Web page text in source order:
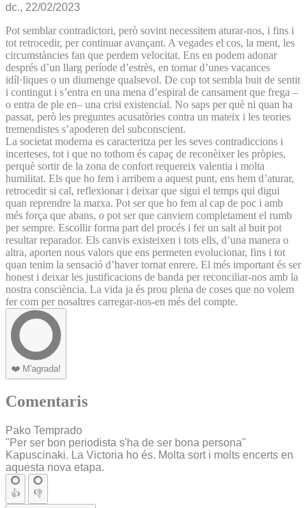
dc., 22/02/2023
Pot semblar contradictori, però sovint necessitem aturar-nos, i fins i
tot retrocedir, per continuar avançant. A vegades el cos, la ment, les
circumstàncies fan que perdem velocitat. Ens en podem adonar
després d’un llarg període d’estrès, en tornar d’unes vacances
idíl·liques o un diumenge qualsevol. De cop tot sembla buit de sentit
i contingut i s’entra en una mena d’espiral de cansament que frega –
o entra de ple en– una crisi existencial. No saps per què ni quan ha
passat, però les preguntes acusatòries contra un mateix i les teories
tremendistes s’apoderen del subconscient.
La societat moderna es caracteritza per les seves contradiccions i
incerteses, tot i que no tothom és capaç de reconèixer les pròpies,
perquè sortir de la zona de confort requereix valentia i molta
humilitat. Els que ho fem i arribem a aquest punt, ens hem d’aturar,
retrocedir si cal, reflexionar i deixar que sigui el temps qui digui
quan reprendre la marxa. Pot ser que ho fem al cap de poc i amb
més força que abans, o pot ser que canviem completament el rumb
per sempre. Escollir forma part del procés i fer un salt al buit pot
resultar reparador. Els canvis existeixen i tots ells, d’una manera o
altra, aporten nous valors que ens permeten evolucionar, fins i tot
quan tenim la sensació d’haver tornat enrere. El més important és ser
honest i deixar les justificacions de banda per reconciliar-nos amb la
nostra consciència. La vida ja és prou plena de coses que no volem
fer com per nosaltres carregar-nos-en més del compte.
❤️ M'agrada!
Comentaris
Pako Temprado
"Per ser bon periodista s'ha de ser bona persona"
Kapuscinaki. La Victoria ho és. Molta sort i molts encerts en
aquesta nova etapa.
👍 👎